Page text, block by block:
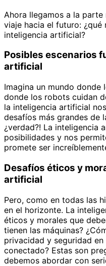
Ahora llegamos a la
viaje hacia el futuro:
inteligencia artificial?
Posibles escenarios
artificial
Imagina un mundo donde
donde los robots cuidan
la inteligencia artificial
desafíos más grandes de
¿verdad?! La inteligencia
posibilidades y nos
promete ser
Desafíos éticos y
artificial
Pero, como en todas las
en el horizonte. La
éticos y morales que
tienen las máquinas?
privacidad y seguridad
conectado? Estas son
debemos abordar con